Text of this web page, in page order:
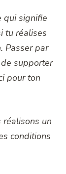
qui signifie
tu réalises
Passer par
supporter
pour ton
réalisons un
conditions